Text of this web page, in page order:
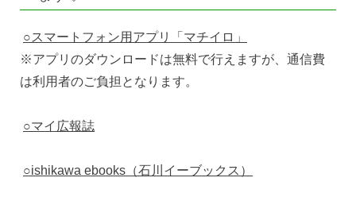
○スマートフォン用アプリ「マチイロ」
※アプリのダウンロードは無料で行えますが、通信費
は利用者のご負担となります。
○マイ広報誌
○ishikawa ebooks（石川イーブックス）